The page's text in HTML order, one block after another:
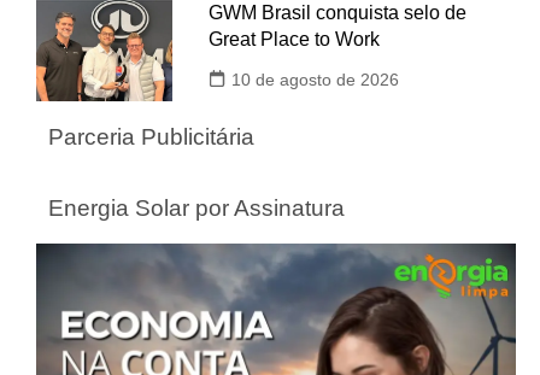
GWM Brasil conquista selo de
Great Place to Work
10 de agosto de 2026
Parceria Publicitária
Energia Solar por Assinatura